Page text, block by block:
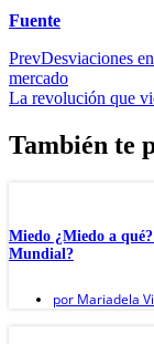
Fuente
PrevDesviaciones
mercado
La revolución que
También te
Miedo ¿Miedo a
Mundial?
por Mariadela